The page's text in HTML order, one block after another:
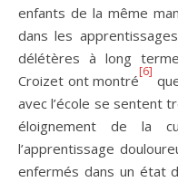
enfants de la même
dans les
délétères à long
Croizet ont montré
[6]
avec l’école se sentent
éloignement de la
l’apprentissage
enfermés dans un état